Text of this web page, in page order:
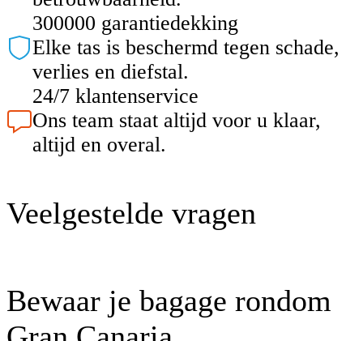
300000 garantiedekking
Elke tas is beschermd tegen schade,
verlies en diefstal.
24/7 klantenservice
Ons team staat altijd voor u klaar,
altijd en overal.
Veelgestelde vragen
Bewaar je bagage rondom